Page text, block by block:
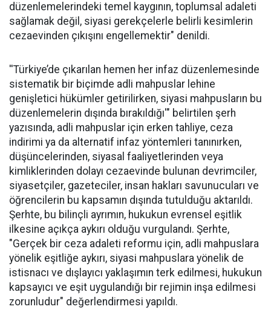
düzenlemelerindeki temel kaygının, toplumsal adaleti
sağlamak değil, siyasi gerekçelerle belirli kesimlerin
cezaevinden çıkışını engellemektir" denildi.
''Türkiye’de çıkarılan hemen her infaz düzenlemesinde
sistematik bir biçimde adli mahpuslar lehine
genişletici hükümler getirilirken, siyasi mahpusların bu
düzenlemelerin dışında bırakıldığı'" belirtilen şerh
yazısında, adli mahpuslar için erken tahliye, ceza
indirimi ya da alternatif infaz yöntemleri tanınırken,
düşüncelerinden, siyasal faaliyetlerinden veya
kimliklerinden dolayı cezaevinde bulunan devrimciler,
siyasetçiler, gazeteciler, insan hakları savunucuları ve
öğrencilerin bu kapsamın dışında tutulduğu aktarıldı.
Şerhte, bu bilinçli ayrımın, hukukun evrensel eşitlik
ilkesine açıkça aykırı olduğu vurgulandı. Şerhte,
"Gerçek bir ceza adaleti reformu için, adli mahpuslara
yönelik eşitliğe aykırı, siyasi mahpuslara yönelik de
istisnacı ve dışlayıcı yaklaşımın terk edilmesi, hukukun
kapsayıcı ve eşit uygulandığı bir rejimin inşa edilmesi
zorunludur" değerlendirmesi yapıldı.